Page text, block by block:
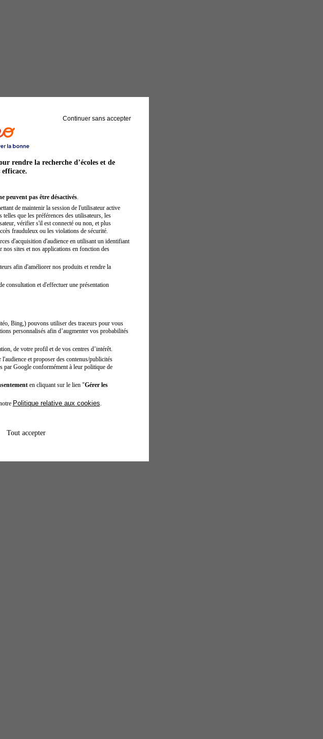
Continuer sans accepter
rendre la recherche d’écoles et de
peuvent pas être désactivés.
de maintenir la session de l'utilisateur active
que les préférences des utilisateurs, les
vérifier s'il est connecté ou non, et plus
frauduleux ou les violations de sécurité.
d'acquisition d'audience en utilisant un identifiant
sites et nos applications en fonction des
afin d'améliorer nos produits et rendre la
consultation et d'effectuer une présentation
Bing,) pouvons utiliser des traceurs pour vous
personnalisés afin d’augmenter vos probabilités
de votre profil et de vos centres d’intérêt.
et proposer des contenus/publicités
par Google conformément à leur politique de
en cliquant sur le lien "Gérer les
Politique relative aux cookies
Tout accepter